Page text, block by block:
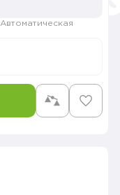
Автоматическая